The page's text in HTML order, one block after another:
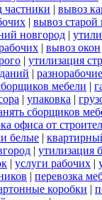
частники | вывоз
| вывоз старой
новгород |
| вывоз окон
| утилизация
|
мебели |
| упаковка |
сборщиков
офиса от
белые |
| утилизация
| услуги рабочих |
| перевозка
коробки |